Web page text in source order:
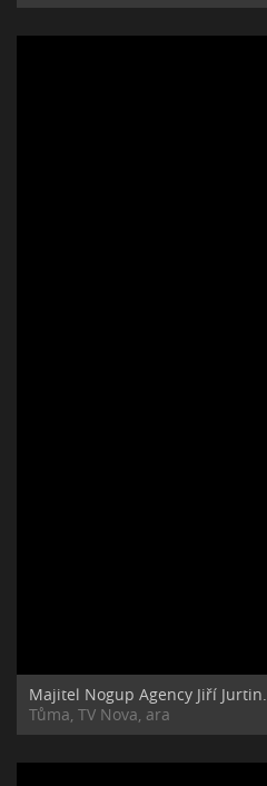
Majitel Nogup Agency Jiří Jurtin.
Tůma, TV Nova, ara